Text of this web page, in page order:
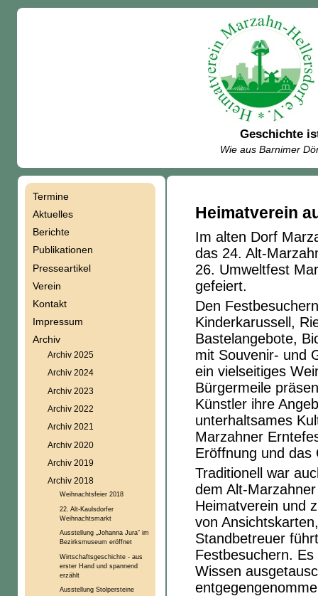
Geschichte
Wie aus Barnimer
Heimatverein
Im alten Dorf
das 24. Alt-
26. Umweltfest
gefeiert.
Den
Kinderkarussell,
Bastelangebote,
mit Souvenir- und
ein vielseitiges
Bürgermeile
Künstler ihre
unterhaltsames
Marzahner
Eröffnung und das
Traditionell war
dem Alt-
Heimatverein und
von
Standbetreuer
Festbesuchern.
Wissen
Termine
Aktuelles
Berichte
Publikationen
Presseartikel
Verein
Kontakt
Impressum
Archiv
Archiv 2025
Archiv 2024
Archiv 2023
Archiv 2022
Archiv 2021
Archiv 2020
Archiv 2019
Archiv 2018
Weihnachtsfeier 2018
22. Alt-Kaulsdorfer
Weihnachtsmarkt
Ausstellung „Johanna Jura“ im
Bezirksmuseum eröffnet
Wirtschaftsgeschichte - aus
erster Hand und spannend
erzählt
Ausstellung Stolpersteine